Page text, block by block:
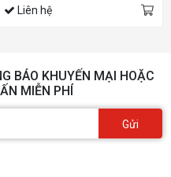
Liên hệ
BÁO KHUYẾN MẠI HOẶC
MIỄN PHÍ
Gửi